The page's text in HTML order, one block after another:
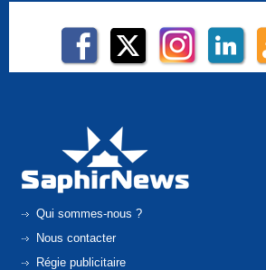
Qui sommes-nous ?
Nous contacter
Régie publicitaire